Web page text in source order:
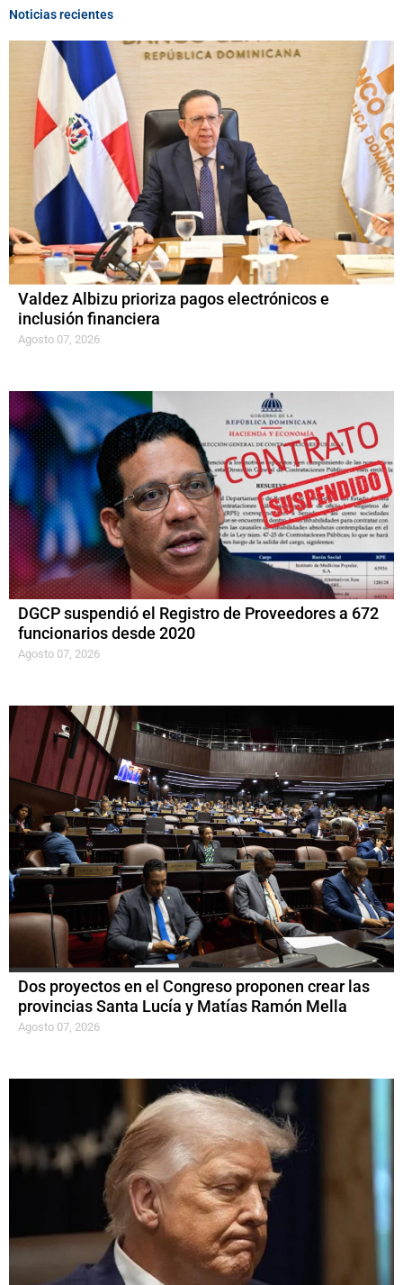
Noticias recientes
Valdez Albizu prioriza pagos electrónicos e
inclusión financiera
Agosto 07, 2026
DGCP suspendió el Registro de Proveedores a 672
funcionarios desde 2020
Agosto 07, 2026
Dos proyectos en el Congreso proponen crear las
provincias Santa Lucía y Matías Ramón Mella
Agosto 07, 2026